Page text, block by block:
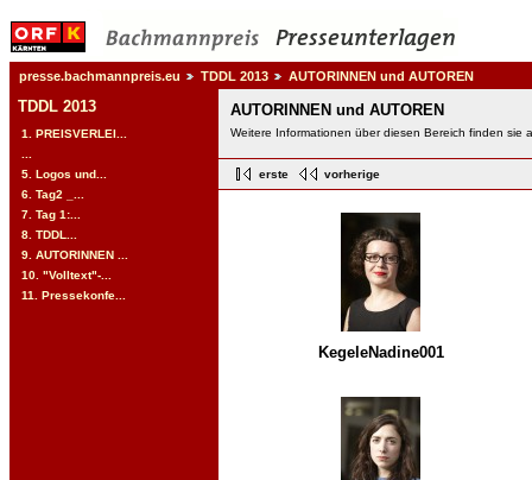
presse.bachmannpreis.eu TDDL 2013 AUTORINNEN und AUTOREN
TDDL 2013
1. PREISVERLEI...
5. Logos und...
6. Tag2 _...
7. Tag 1:...
8. TDDL...
9. AUTORINNEN ...
10. "Volltext"-...
11. Pressekonfe...
AUTORINNEN und AUTOREN
Weitere Informationen über diesen Bereich finden sie
erste vorherige
KegeleNadine001